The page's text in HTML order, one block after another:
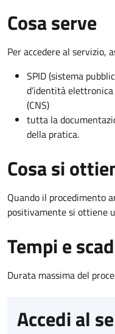
Cosa serve
Per accedere al servizio,
SPID (sistema
d’identità
(CNS)
tutta la
della pratica.
Cosa si
Quando il procedimento
positivamente si ottiene
Tempi e
Durata massima del
Accedi al